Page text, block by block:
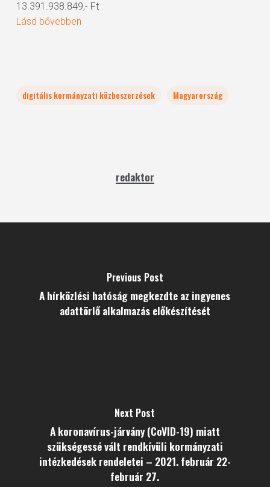
13.391.938.849,- Ft
Lásd bővebben
digitális kormányzati közbeszerzések Magyarország
redaktor
Previous Post
A hírközlési hatóság megkezdte az ingyenes
adattörlő alkalmazás előkészítését
Next Post
A koronavírus-járvány (CoVID-19) miatt
szükségessé vált rendkívüli kormányzati
intézkedések rendeletei – 2021. február 22-
február 27.